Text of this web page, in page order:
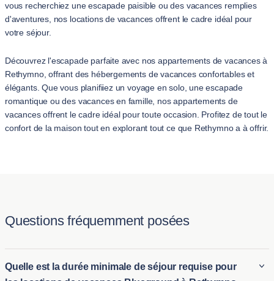
vous recherchiez une escapade paisible ou des vacances remplies
d'aventures, nos locations de vacances offrent le cadre idéal pour
votre séjour.
Découvrez l'escapade parfaite avec nos appartements de vacances à
Rethymno, offrant des hébergements de vacances confortables et
élégants. Que vous planifiiez un voyage en solo, une escapade
romantique ou des vacances en famille, nos appartements de
vacances offrent le cadre idéal pour toute occasion. Profitez de tout le
confort de la maison tout en explorant tout ce que Rethymno a à offrir.
Questions fréquemment posées
Quelle est la durée minimale de séjour requise pour